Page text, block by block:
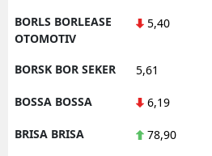
BORLS BORLEASE
OTOMOTIV
5,40
BORSK BOR SEKER 5,61
BOSSA BOSSA 6,19
BRISA BRISA 78,90